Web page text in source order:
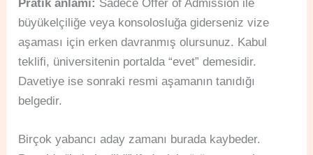
Pratik anlamı: Sadece Offer of Admission ile
büyükelçiliğe veya konsolosluğa giderseniz vize
aşaması için erken davranmış olursunuz. Kabul
teklifi, üniversitenin portalda “evet” demesidir.
Davetiye ise sonraki resmi aşamanın tanıdığı
belgedir.
Birçok yabancı aday zamanı burada kaybeder.